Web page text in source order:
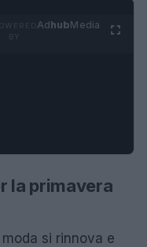
AdhubMedia
la primavera
si rinnova e